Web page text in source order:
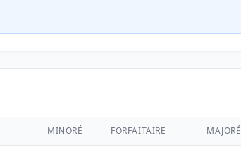
MINORÉ FORFAITAIRE MAJORÉ